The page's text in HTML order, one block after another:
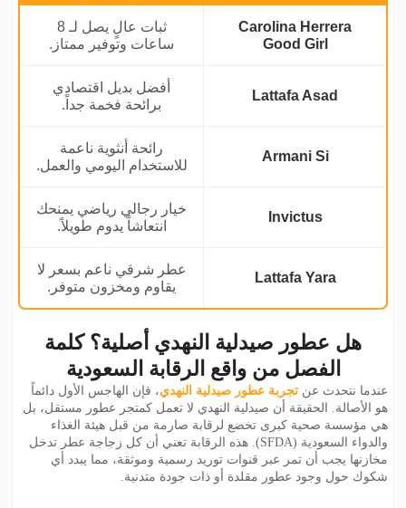
Carolina Herrera
Good Girl
ثبات عالٍ يصل لـ 8
ساعات وتوفير ممتاز.
Lattafa Asad
أفضل بديل اقتصادي
برائحة فخمة جداً.
Armani Si
رائحة أنثوية ناعمة
للاستخدام اليومي والعمل.
Invictus
خيار رجالي رياضي يمنحك
انتعاشاً يدوم طويلاً.
Lattafa Yara
عطر شرقي ناعم بسعر لا
يقاوم ومخزون متوفر.
هل عطور صيدلية النهدي أصلية؟ كلمة
الفصل من واقع الرقابة السعودية
عندما نتحدث عن تجربة عطور صيدلية النهدي، فإن الهاجس الأول دائماً
هو الأصالة. الحقيقة أن صيدلية النهدي لا تعمل كمتجر عطور مستقل، بل
هي مؤسسة صحية كبرى تخضع لرقابة صارمة من قبل هيئة الغذاء
والدواء السعودية (SFDA). هذه الرقابة تعني أن كل زجاجة عطر تدخل
مخازنها يجب أن تمر عبر قنوات توريد رسمية وموثقة، مما يبدد أي
شكوك حول وجود عطور مقلدة أو ذات جودة متدنية.